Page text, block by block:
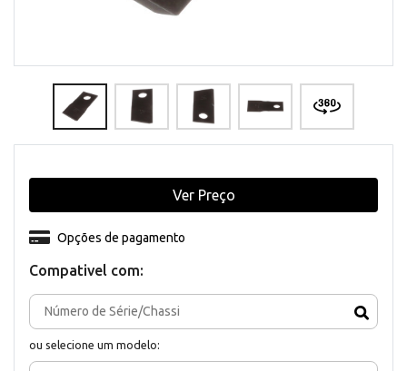
Compativel com:
ou selecione um modelo:
Opções de pagamento
Ver Preço